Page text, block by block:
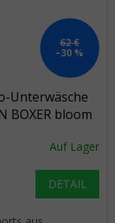
62 €
–30 %
Unterwäsche
BOXER bloom
Auf Lager
DETAIL